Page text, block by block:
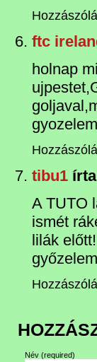
ftc
holnap
tibu1 írta
A TUTO
ismét
lilák
Név (required)